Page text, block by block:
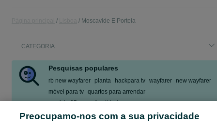
Moscavide E Portela
CATEGORIA
Pesquisas populares
rb new wayfarer planta hackpara tv wayfarer
new wayfarer
móvel para tv quartos para arrendar
armário 35cm profundidade
Mostrar Mais
Preocupamo-nos com a sua privacidade